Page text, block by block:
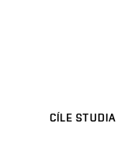
CÍLE STUDIA